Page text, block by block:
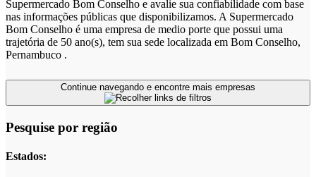
Supermercado Bom Conselho e avalie sua confiabilidade com base
nas informações públicas que disponibilizamos. A Supermercado
Bom Conselho é uma empresa de medio porte que possui uma
trajetória de 50 ano(s), tem sua sede localizada em Bom Conselho,
Pernambuco .
Pesquise por região
Estados: